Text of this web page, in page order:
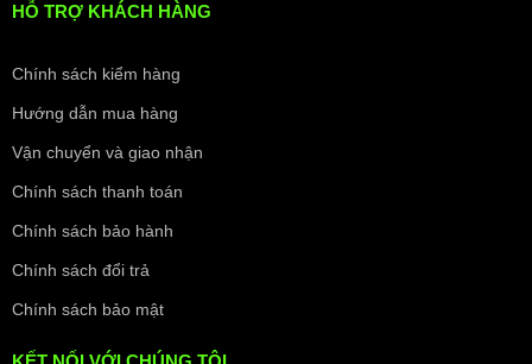
HỖ TRỢ KHÁCH HÀNG
Chính sách kiểm hàng
Hướng dẫn mua hàng
Vận chuyển và giao nhận
Chính sách thanh toán
Chính sách bảo hành
Chính sách đổi trả
Chính sách bảo mật